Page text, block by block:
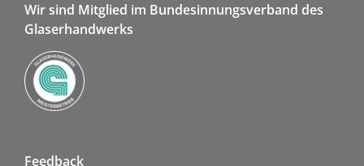
Wir sind Mitglied im Bundesinnungsverband des
Glaserhandwerks
Feedback